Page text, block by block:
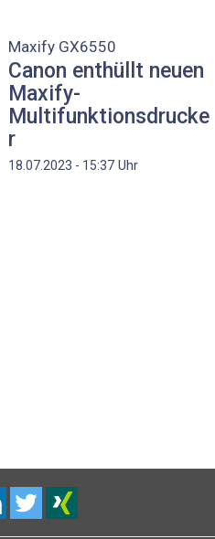
Maxify GX6550
Canon enthüllt neuen
Maxify-
Multifunktionsdrucke
r
18.07.2023 - 15:37 Uhr